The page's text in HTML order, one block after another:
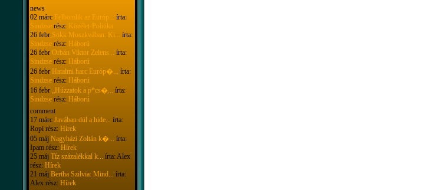
news
02 márc Felbomlik az Európ... írta:
Sindzserész: Közélet-Politika
26 febr Sokk Moszkvában: Ki... írta:
Sindzserész: Háború
26 febr Orbán Viktor Zelens... írta:
Sindzserész: Háború
26 febr Hatalmi harc Európ�... írta:
Sindzserész: Háború
16 febr „Húzzatok a p*cs�... írta:
Sindzserész: Háború
comment
17 márc Javában dúl a hide... írta:
Ropi rész: Hírek
05 máj Nagyházi Zoltán k�... írta:
Ipam rész: Hírek
25 máj Tíz százalékkal k... írta: Alex
rész: Hírek
21 máj Bertha Szilvia: Mind... írta:
Alex rész: Hírek